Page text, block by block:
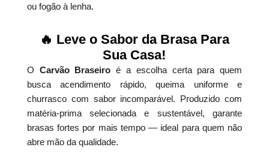
ou fogão à lenha.
🔥 Leve o Sabor da Brasa Para
Sua Casa!
O Carvão Braseiro é a escolha certa para quem
busca acendimento rápido, queima uniforme e
churrasco com sabor incomparável. Produzido com
matéria-prima selecionada e sustentável, garante
brasas fortes por mais tempo — ideal para quem não
abre mão da qualidade.